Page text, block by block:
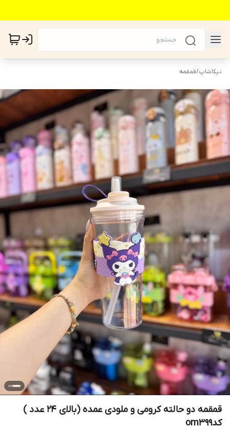
نیکاشاپ/قمقمه
قمقمه دو حالته کرومی و ملودی عمده (بالای ۲۴ عدد )
کدom3۹۹